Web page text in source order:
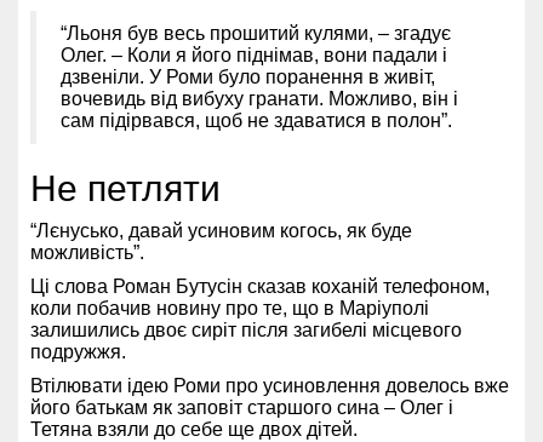
“Льоня був весь прошитий кулями, – згадує
Олег. – Коли я його піднімав, вони падали і
дзвеніли. У Роми було поранення в живіт,
вочевидь від вибуху гранати. Можливо, він і
сам підірвався, щоб не здаватися в полон”.
Не петляти
“Лєнусько, давай усиновим когось, як буде
можливість”.
Ці слова Роман Бутусін сказав коханій телефоном,
коли побачив новину про те, що в Маріуполі
залишились двоє сиріт після загибелі місцевого
подружжя.
Втілювати ідею Роми про усиновлення довелось вже
його батькам як заповіт старшого сина – Олег і
Тетяна взяли до себе ще двох дітей.